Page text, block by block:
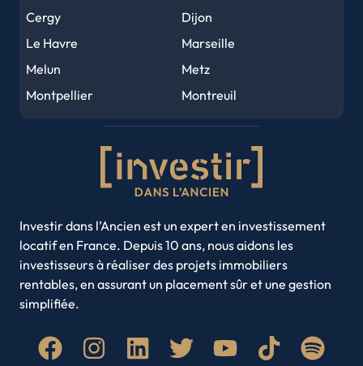
Saint-Denis
Nancy
Cergy
Dijon
Le Havre
Marseille
Melun
Metz
Montpellier
Montreuil
Noisy-le-Grand
Saint-Etienne
Toulon
Toulouse
Villeurbanne
Amiens
Brest
Clermont-Ferrand
Limoges
Roubaix
Saint-Denis
Investir dans l’Ancien est un expert en investissement
locatif en France. Depuis 10 ans, nous aidons les
investisseurs à réaliser des projets immobiliers
rentables, en assurant un placement sûr et une gestion
simplifiée.